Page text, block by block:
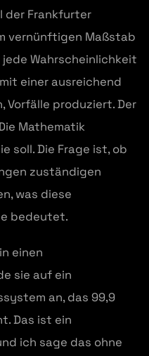
der Frankfurter
vernünftigen Maßstab
Wahrscheinlichkeit
einer ausreichend
Vorfälle produziert. Der
Mathematik
soll. Die Frage ist, ob
zuständigen
was diese
bedeutet.
einen
sie auf ein
an, das 99,9
Das ist ein
ich sage das ohne